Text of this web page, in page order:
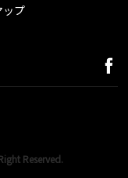
ップ
Reserved.